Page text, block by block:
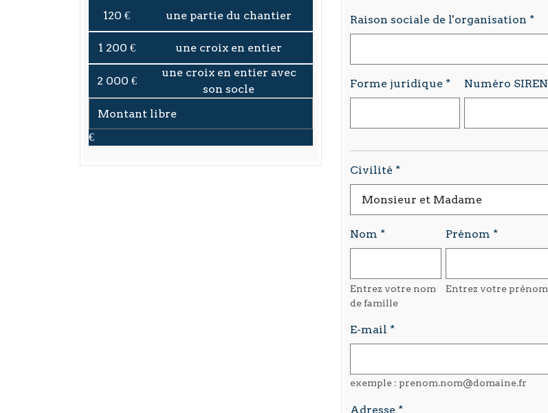
120 € une partie du chantier
1 200 € une croix en entier
2 000 €
une croix en entier avec
son socle
€
Raison sociale de l'organisation
Forme juridique Numéro SIREN
Civilité
Nom
Entrez votre nom
de famille
Prénom
Entrez votre prénom
E-mail
exemple : prenom.nom@domaine.fr
Adresse